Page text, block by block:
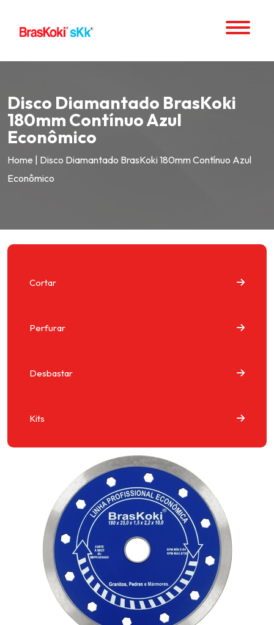
Disco Diamantado BrasKoki
180mm Contínuo Azul
Econômico
Home
Disco Diamantado BrasKoki 180mm Contínuo Azul
Econômico
Cortar
Perfurar
Desbastar
Kits